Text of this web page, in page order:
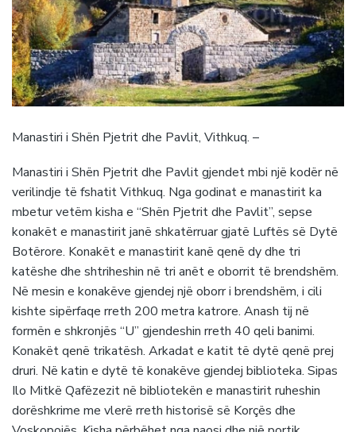
Manastiri i Shën Pjetrit dhe Pavlit, Vithkuq. –
Manastiri i Shën Pjetrit dhe Pavlit gjendet mbi një kodër në
verilindje të fshatit Vithkuq. Nga godinat e manastirit ka
mbetur vetëm kisha e “Shën Pjetrit dhe Pavlit”, sepse
konakët e manastirit janë shkatërruar gjatë Luftës së Dytë
Botërore. Konakët e manastirit kanë qenë dy dhe tri
katëshe dhe shtriheshin në tri anët e oborrit të brendshëm.
Në mesin e konakëve gjendej një oborr i brendshëm, i cili
kishte sipërfaqe rreth 200 metra katrore. Anash tij në
formën e shkronjës “U” gjendeshin rreth 40 qeli banimi.
Konakët qenë trikatësh. Arkadat e katit të dytë qenë prej
druri. Në katin e dytë të konakëve gjendej biblioteka. Sipas
Ilo Mitkë Qafëzezit në bibliotekën e manastirit ruheshin
dorëshkrime me vlerë rreth historisë së Korçës dhe